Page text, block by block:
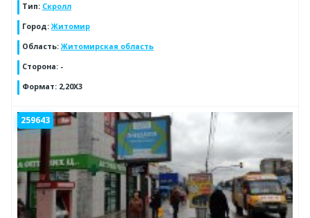
Тип: Скролл
Город: Житомир
Область: Житомирская область
Сторона: -
Формат: 2,20Х3
259643